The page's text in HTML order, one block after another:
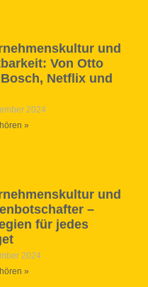
und
Von Otto
Netflix und
2024
»
und
–
für jedes
2024
»